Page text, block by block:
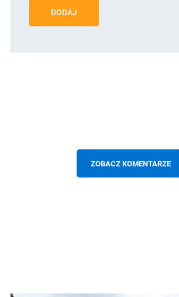
DODAJ
ZOBACZ KOMENTARZE